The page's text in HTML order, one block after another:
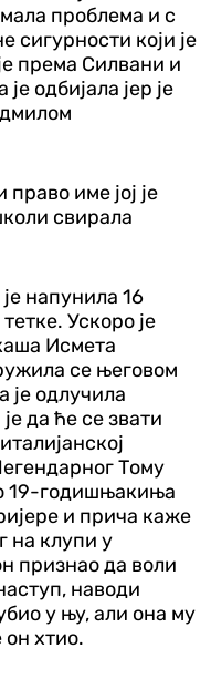
проблема и с
који је
према Силвани и
одбијала јер је
име јој је
свирала
напунила 16
Ускоро је
Исмета
се његовом
је одлучила
да ће се звати
Тому
19-годишњакиња
и прича каже
на клупи у
признао да воли
наводи
у њу, али она му
он хтио.